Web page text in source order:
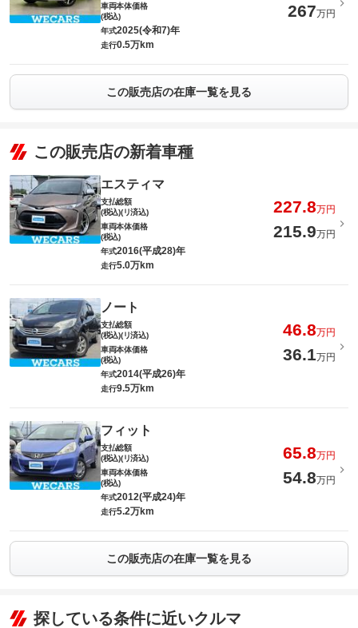
車両本体価格
(税込)
267万円
年式2025(令和7)年
走行0.5万km
この販売店の在庫一覧を見る
この販売店の新着車種
エスティマ
支払総額
(税込)(リ済込)
227.8万円
車両本体価格
(税込)
215.9万円
年式2016(平成28)年
走行5.0万km
ノート
支払総額
(税込)(リ済込)
46.8万円
車両本体価格
(税込)
36.1万円
年式2014(平成26)年
走行9.5万km
フィット
支払総額
(税込)(リ済込)
65.8万円
車両本体価格
(税込)
54.8万円
年式2012(平成24)年
走行5.2万km
この販売店の在庫一覧を見る
探している条件に近いクルマ